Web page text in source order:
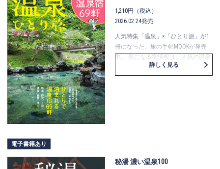
1,210円（税込）
2026.02.24発売
人気特集「温泉」×「ひとり旅」が1
冊になった、旅の手帖MOOKが発売
中。 気になる宿情報は、人気の温泉
地から秘湯の一軒宿まで、ひとりで
泊まれる温泉宿69軒を紹介！ 思い立
詳しく見る
電子書籍あり
秘湯 濃い温泉100